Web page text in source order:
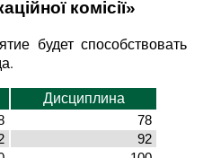
комісії»
будет способствовать
Дисциплина
78
92